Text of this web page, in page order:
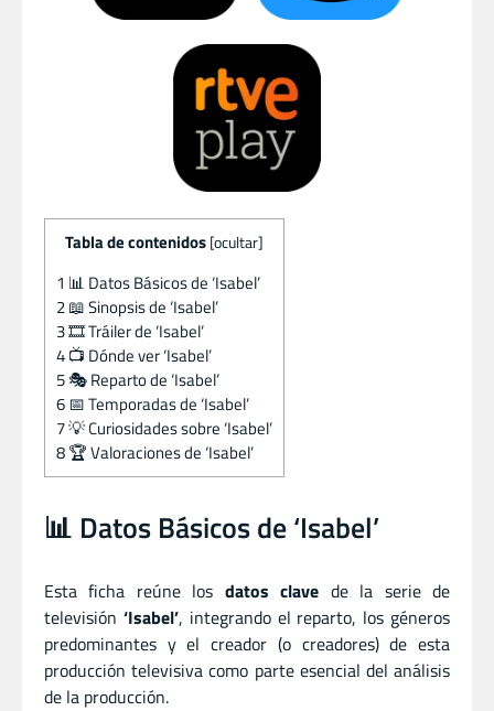
Tabla de contenidos [ocultar]
1 📊 Datos Básicos de ‘Isabel’
2📖 Sinopsis de ‘Isabel’
3🎞️ Tráiler de ‘Isabel’
4📺 Dónde ver ‘Isabel’
5🎭 Reparto de ‘Isabel’
6📅 Temporadas de ‘Isabel’
7💡 Curiosidades sobre ‘Isabel’
8🏆 Valoraciones de ‘Isabel’
📊 Datos Básicos de ‘Isabel’
Esta ficha reúne los datos clave de la serie de
televisión ‘Isabel’, integrando el reparto, los géneros
predominantes y el creador (o creadores) de esta
producción televisiva como parte esencial del análisis
de la producción.